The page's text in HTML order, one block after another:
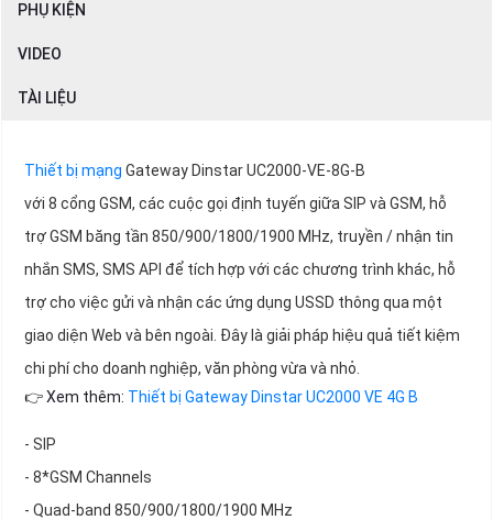
PHỤ KIỆN
VIDEO
TÀI LIỆU
Thiết bị mạng Gateway Dinstar UC2000-VE-8G-B
với 8 cổng GSM, các cuộc gọi định tuyến giữa SIP và GSM, hỗ
trợ GSM băng tần 850/900/1800/1900 MHz, truyền / nhận tin
nhắn SMS, SMS API để tích hợp với các chương trình khác, hỗ
trợ cho việc gửi và nhận các ứng dụng USSD thông qua một
giao diện Web và bên ngoài. Đây là giải pháp hiệu quả tiết kiệm
chi phí cho doanh nghiệp, văn phòng vừa và nhỏ.
👉 Xem thêm: Thiết bị Gateway Dinstar UC2000 VE 4G B
- SIP
- 8*GSM Channels
- Quad-band 850/900/1800/1900 MHz